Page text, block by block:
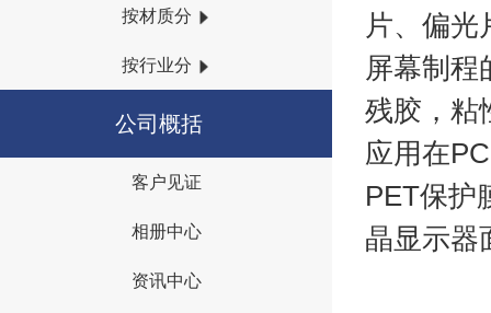
按材质分
按行业分
公司概括
{I('company_id')}
客户见证
相册中心
资讯中心
片、偏
屏幕制程
残胶，粘
应用在
PET保护
晶显示器